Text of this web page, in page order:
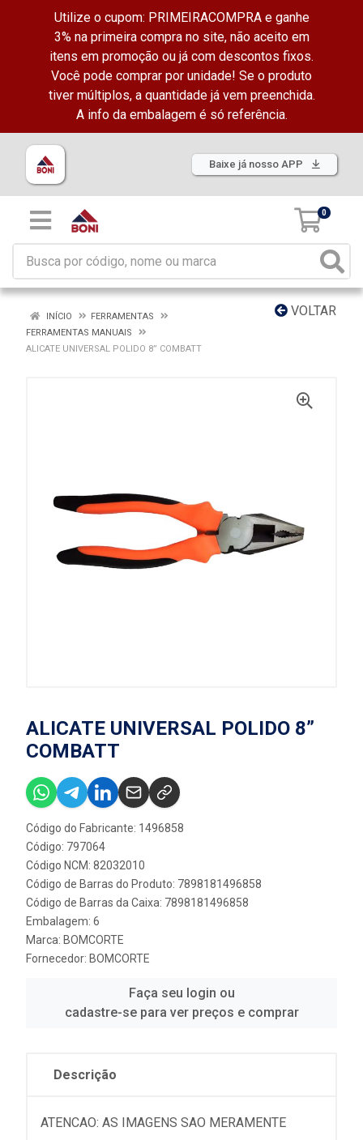
Utilize o cupom: PRIMEIRACOMPRA e ganhe
3% na primeira compra no site, não aceito em
itens em promoção ou já com descontos fixos.
Você pode comprar por unidade! Se o produto
tiver múltiplos, a quantidade já vem preenchida.
A info da embalagem é só referência.
Baixe já nosso APP
0
VOLTAR
INÍCIO
FERRAMENTAS
FERRAMENTAS MANUAIS
ALICATE UNIVERSAL POLIDO 8” COMBATT
ALICATE UNIVERSAL POLIDO 8”
COMBATT
Código do Fabricante: 1496858
Código: 797064
Código NCM: 82032010
Código de Barras do Produto: 7898181496858
Código de Barras da Caixa: 7898181496858
Embalagem: 6
Marca: BOMCORTE
Fornecedor: BOMCORTE
Faça seu login ou
cadastre-se para ver preços e comprar
Descrição
ATENCAO: AS IMAGENS SAO MERAMENTE